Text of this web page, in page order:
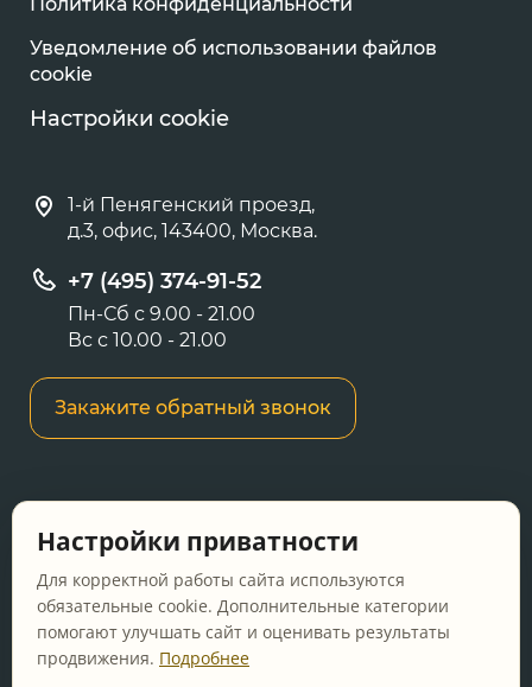
Уведомление об использовании файлов
cookie
Настройки cookie
1-й Пенягенский проезд,
д.3, офис, 143400, Москва.
+7 (495) 374-91-52
Пн-Сб с 9.00 - 21.00
Вс с 10.00 - 21.00
Закажите обратный звонок
сайте носит информационный характер и не
является публичной офертой, определяемой
положениями Статьи 437 ГК РФ.
Перед оформлением заказа уточняйте
актуальную цену у менеджера по телефону.
Настройки приватности
Для корректной работы сайта используются
обязательные cookie. Дополнительные категории
помогают улучшать сайт и оценивать результаты
продвижения. Подробнее